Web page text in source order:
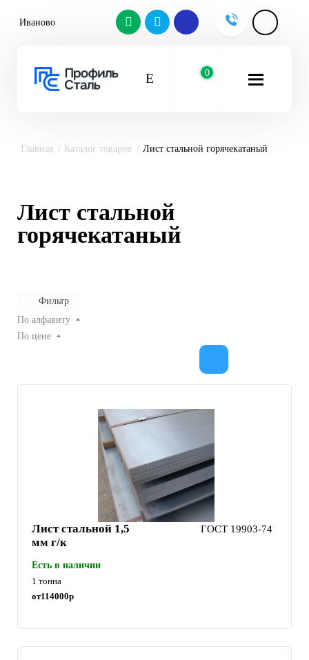
Иваново
0
Главная Каталог товаров Лист стальной горячекатаный
Лист стальной
горячекатаный
Фильтр
По алфавиту
По цене
Лист стальной 1,5
мм г/к
ГОСТ 19903-74
Есть в наличии
1 тонна
от114000р